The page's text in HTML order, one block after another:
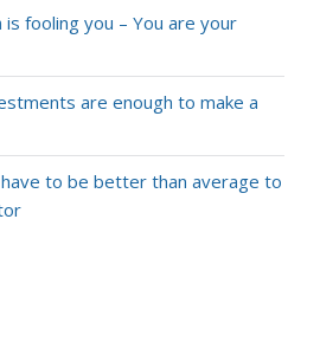
fooling you – You are your
are enough to make a
have to be better than average to